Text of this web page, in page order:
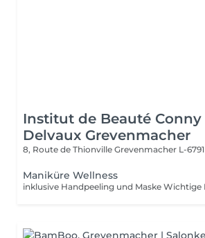
Institut de Beauté Conny
Delvaux Grevenmacher
8, Route de Thionville Grevenmacher L-6791
Maniküre Wellness